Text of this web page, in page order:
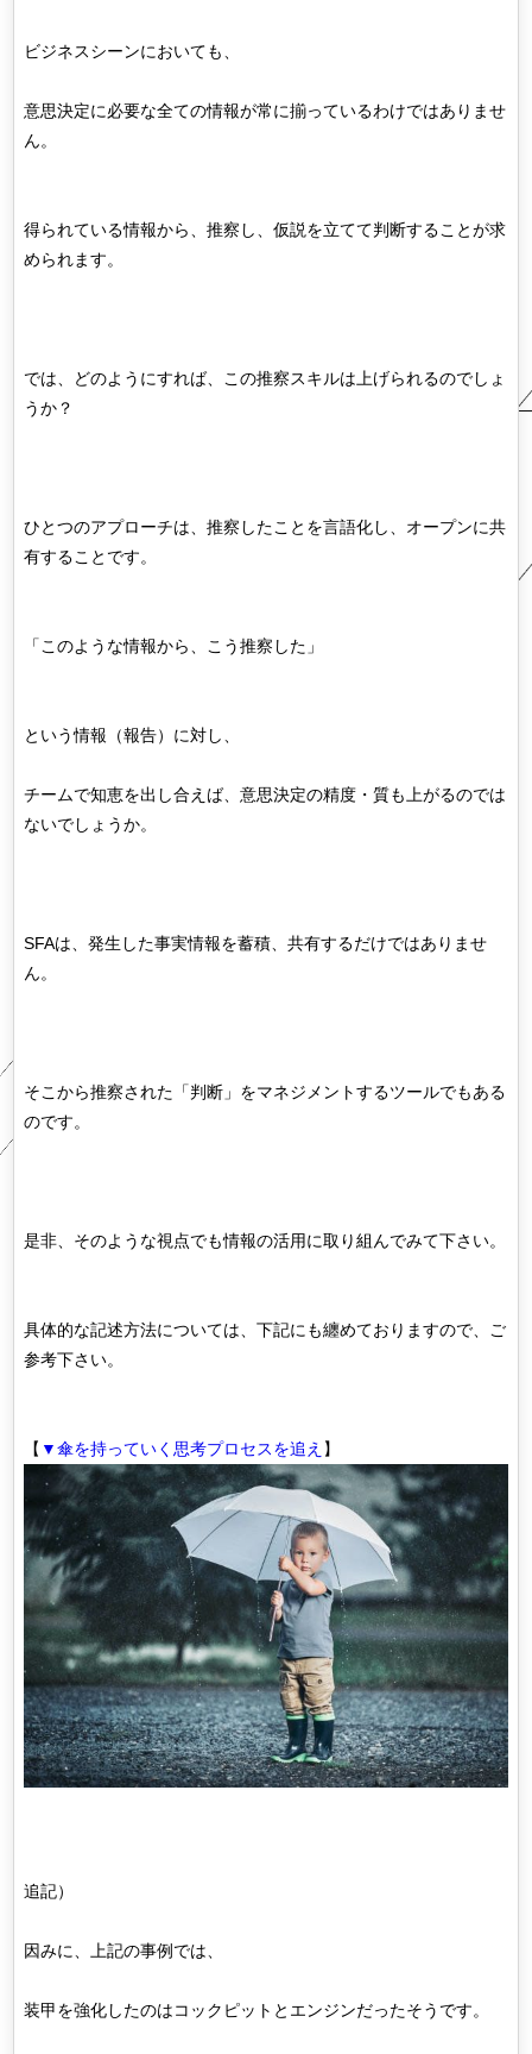
ビジネスシーンにおいても、
意思決定に必要な全ての情報が常に揃っているわけではありませ
ん。
得られている情報から、推察し、仮説を立てて判断することが求
められます。
では、どのようにすれば、この推察スキルは上げられるのでしょ
うか？
ひとつのアプローチは、推察したことを言語化し、オープンに共
有することです。
「このような情報から、こう推察した」
という情報（報告）に対し、
チームで知恵を出し合えば、意思決定の精度・質も上がるのでは
ないでしょうか。
SFAは、発生した事実情報を蓄積、共有するだけではありませ
ん。
そこから推察された「判断」をマネジメントするツールでもある
のです。
是非、そのような視点でも情報の活用に取り組んでみて下さい。
具体的な記述方法については、下記にも纏めておりますので、ご
参考下さい。
【 ▼傘を持っていく思考プロセスを追え 】
追記）
因みに、上記の事例では、
装甲を強化したのはコックピットとエンジンだったそうです。